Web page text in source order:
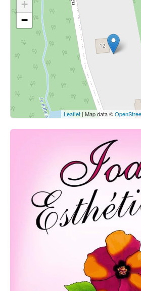
Cliquez sur le bouton pour
+
−
Leaflet | Map data ©